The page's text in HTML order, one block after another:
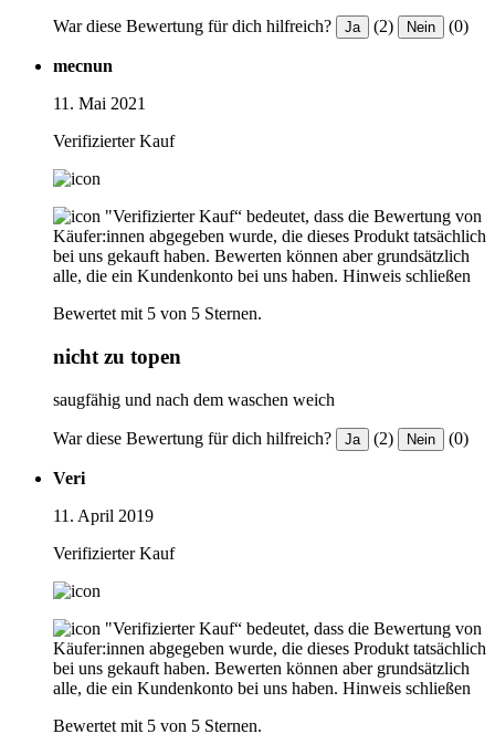
War diese Bewertung für dich hilfreich? Ja (2) Nein (0)
mecnun
11. Mai 2021
Verifizierter Kauf
"Verifizierter Kauf“ bedeutet, dass die Bewertung von
Käufer:innen abgegeben wurde, die dieses Produkt tatsächlich
bei uns gekauft haben. Bewerten können aber grundsätzlich
alle, die ein Kundenkonto bei uns haben. Hinweis schließen
Bewertet mit 5 von 5 Sternen.
nicht zu topen
saugfähig und nach dem waschen weich
War diese Bewertung für dich hilfreich? Ja (2) Nein (0)
Veri
11. April 2019
Verifizierter Kauf
"Verifizierter Kauf“ bedeutet, dass die Bewertung von
Käufer:innen abgegeben wurde, die dieses Produkt tatsächlich
bei uns gekauft haben. Bewerten können aber grundsätzlich
alle, die ein Kundenkonto bei uns haben. Hinweis schließen
Bewertet mit 5 von 5 Sternen.